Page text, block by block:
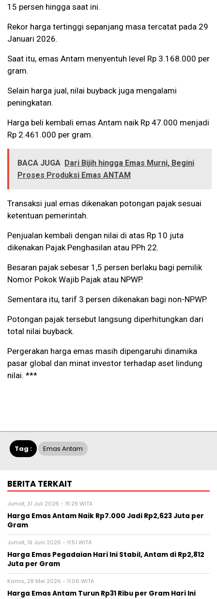
15 persen hingga saat ini.
Rekor harga tertinggi sepanjang masa tercatat pada 29
Januari 2026.
Saat itu, emas Antam menyentuh level Rp 3.168.000 per
gram.
Selain harga jual, nilai buyback juga mengalami
peningkatan.
Harga beli kembali emas Antam naik Rp 47.000 menjadi
Rp 2.461.000 per gram.
BACA JUGA Dari Bijih hingga Emas Murni, Begini
Proses Produksi Emas ANTAM
Transaksi jual emas dikenakan potongan pajak sesuai
ketentuan pemerintah.
Penjualan kembali dengan nilai di atas Rp 10 juta
dikenakan Pajak Penghasilan atau PPh 22.
Besaran pajak sebesar 1,5 persen berlaku bagi pemilik
Nomor Pokok Wajib Pajak atau NPWP.
Sementara itu, tarif 3 persen dikenakan bagi non-NPWP.
Potongan pajak tersebut langsung diperhitungkan dari
total nilai buyback.
Pergerakan harga emas masih dipengaruhi dinamika
pasar global dan minat investor terhadap aset lindung
nilai. ***
Tag : Emas Antam
BERITA TERKAIT
Jumat, 31 Juli 2026 - 15:29 WITA
Harga Emas Antam Naik Rp7.000 Jadi Rp2,623 Juta per
Gram
Jumat, 19 Juni 2026 - 11:51 WITA
Harga Emas Pegadaian Hari Ini Stabil, Antam di Rp2,812
Juta per Gram
Kamis, 28 Mei 2026 - 11:06 WITA
Harga Emas Antam Turun Rp31 Ribu per Gram Hari Ini